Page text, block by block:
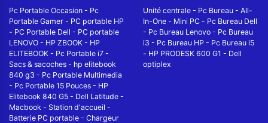
Pc Portable Occasion - Pc
Portable Gamer - PC portable HP
- PC Portable Dell - PC portable
LENOVO - HP ZBOOK - HP
ELITEBOOK - Pc Portable i7 -
Sacs & sacoches - hp elitebook
840 g3 - Pc Portable Multimedia
- Pc Portable 15 Pouces - HP
Elitebook 840 G5 - Dell Latitude -
Macbook - Station d'accueil -
Batterie PC portable - Chargeur
Unité centrale - Pc Bureau - All-
In-One - Mini PC - Pc Bureau Dell
- Pc Bureau Lenovo - Pc Bureau
i3 - Pc Bureau HP - Pc Bureau i5
- HP PRODESK 600 G1 - Dell
optiplex